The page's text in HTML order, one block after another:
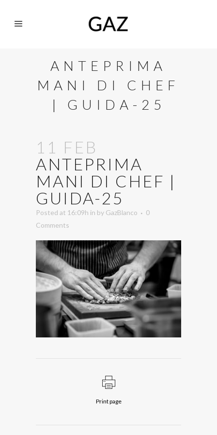
ANTEPRIMA
MANI DI CHEF
| GUIDA-25
11 FEB
ANTEPRIMA
MANI DI CHEF |
GUIDA-25
Posted at 16:09h in by GazBlanco
0
Comments
Print page